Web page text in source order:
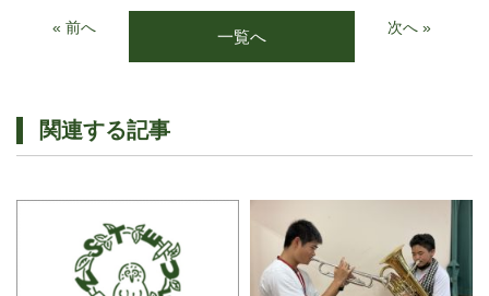
« 前へ 一覧へ 次へ »
関連する記事